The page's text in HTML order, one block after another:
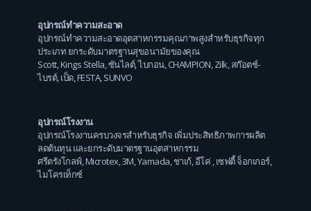
อุปกรณ์ทำความสะอาด
อุปกรณ์ทำความสะอาดอุตสาหกรรมคุณภาพสูงสำหรับธุรกิจทุก
ประเภท ยกระดับมาตรฐานสุขอนามัยของคุณ
Scott,Kings Stella,ซันไลต์,ไบกอน,CHAMPION,Zilk,สก๊อตช์-
ไบรต์,เป็ด,FESTA,SUNVO
อุปกรณ์โรงงาน
อุปกรณ์โรงงานครบวงจรสำหรับธุรกิจ เพิ่มประสิทธิภาพการผลิต
ลดต้นทุน และยกระดับมาตรฐานอุตสาหกรรม
ศรีตรังโกลฟ์, Microtex 3M Yamada ชาเก้, อีโค่ เซฟตี้ จ็อกเกอร์,
ไมโครเท็กซ์